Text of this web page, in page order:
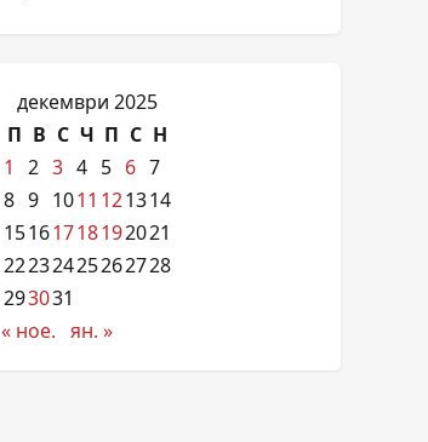
декември 2025
П В С Ч П С Н
1
2 3 4 5 6 7
8 9 1011 121314
15161718192021
22232425262728
293031
« ное. ян. »